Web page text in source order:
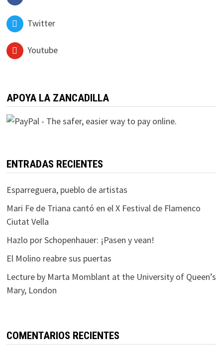
Twitter
Youtube
APOYA LA ZANCADILLA
ENTRADAS RECIENTES
Esparreguera, pueblo de artistas
Mari Fe de Triana cantó en el X Festival de Flamenco
Ciutat Vella
Hazlo por Schopenhauer: ¡Pasen y vean!
El Molino reabre sus puertas
Lecture by Marta Momblant at the University of Queen’s
Mary, London
COMENTARIOS RECIENTES